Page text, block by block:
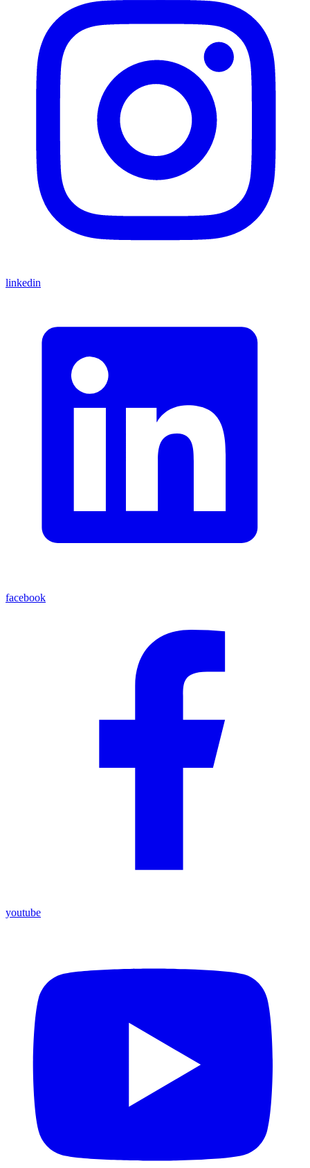
linkedin
facebook
youtube